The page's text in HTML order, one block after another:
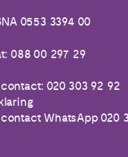
0553 3394 00
088 00 297 29
020 303 92 92
WhatsApp 020